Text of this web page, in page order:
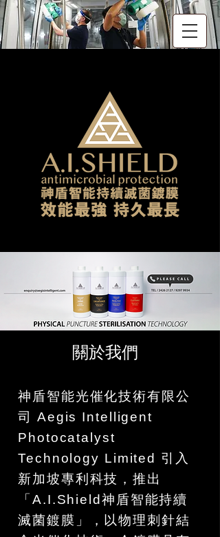
關於我們
神盾智能光催化技術有限公
司 Aegis Intelligent
Photocatalyst
Technology Limited 引入
新加坡專利科技，推出
「A.I.Shield神盾智能持續
滅菌鍍膜」，以物理刺針結